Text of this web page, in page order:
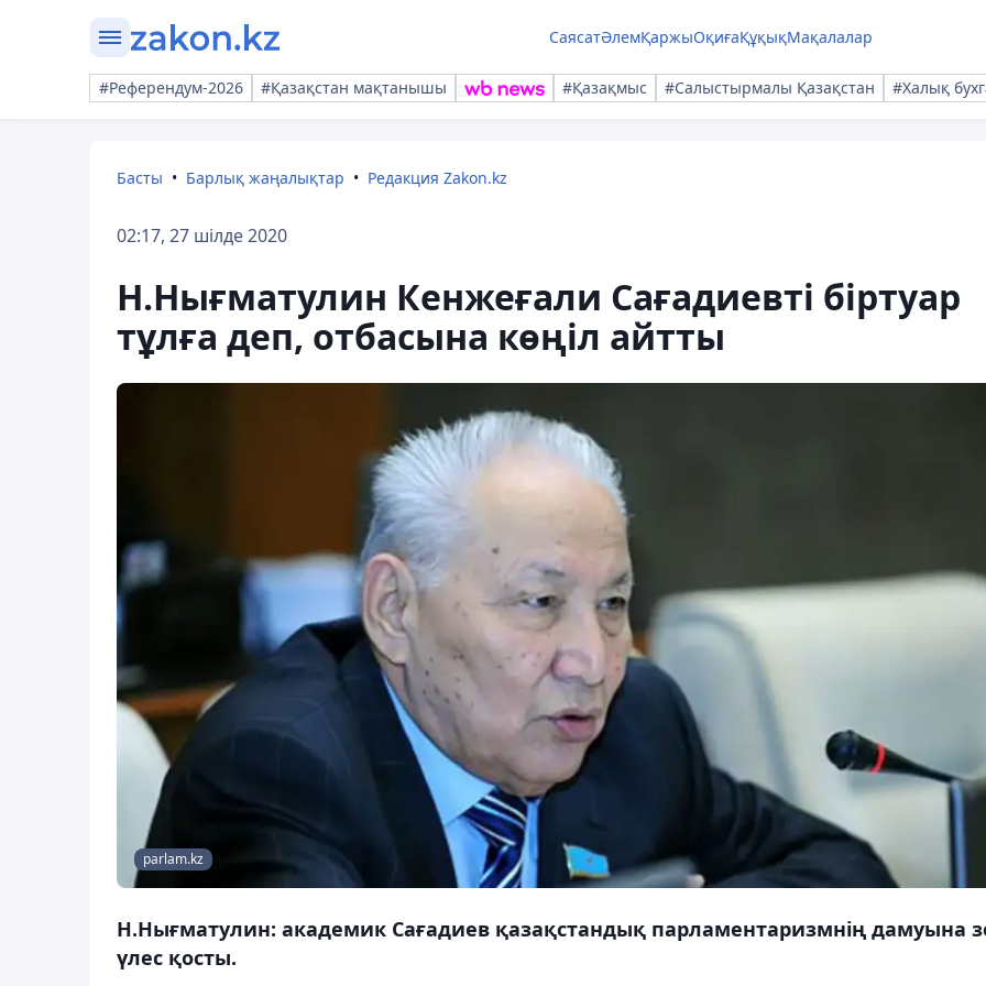
СаясатӘлемҚаржыОқиғаҚұқықМақалалар
#Референдум-2026 #Қазақстан мақтанышы #Қазақмыс #Салыстырмалы Қазақстан #Халық
Басты Барлық жаңалықтар Редакция Zakon.kz
02:17, 27 шілде 2020
Н.Нығматулин Кенжеғали Сағадиевті біртуар
тұлға деп, отбасына көңіл айтты
parlam.kz
Н.Нығматулин: академик Сағадиев қазақстандық парламентаризмнің дамуына
үлес қосты.